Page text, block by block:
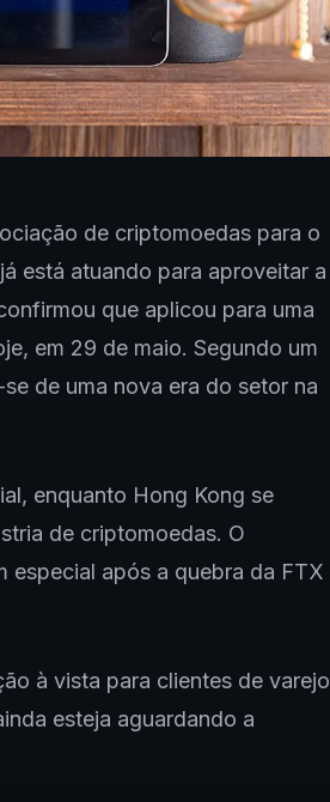
de criptomoedas para o
está atuando para aproveitar a
que aplicou para uma
em 29 de maio. Segundo um
de uma nova era do setor na
enquanto Hong Kong se
de criptomoedas. O
especial após a quebra da FTX
à vista para clientes de varejo
esteja aguardando a